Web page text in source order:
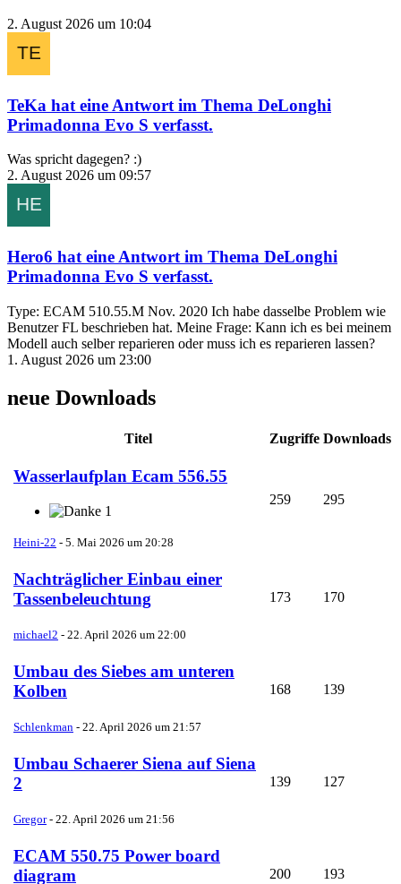
2. August 2026 um 10:04
TeKa hat eine Antwort im Thema DeLonghi
Primadonna Evo S verfasst.
Was spricht dagegen? :)
2. August 2026 um 09:57
Hero6 hat eine Antwort im Thema DeLonghi
Primadonna Evo S verfasst.
Type: ECAM 510.55.M Nov. 2020 Ich habe dasselbe Problem wie
Benutzer FL beschrieben hat. Meine Frage: Kann ich es bei meinem
Modell auch selber reparieren oder muss ich es reparieren lassen?
1. August 2026 um 23:00
neue Downloads
Titel Zugriffe Downloads
Wasserlaufplan Ecam 556.55
1
Heini-22 - 5. Mai 2026 um 20:28
259 295
Nachträglicher Einbau einer
Tassenbeleuchtung
michael2 - 22. April 2026 um 22:00
173 170
Umbau des Siebes am unteren
Kolben
Schlenkman - 22. April 2026 um 21:57
168 139
Umbau Schaerer Siena auf Siena
2
Gregor- 22. April 2026 um 21:56
139 127
ECAM 550.75 Power board
diagram
200 193